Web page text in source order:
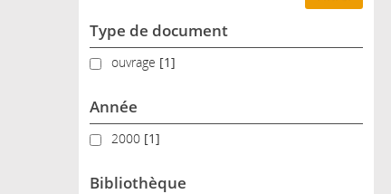
Type de document
ouvrageouvrage [1]
Année
20002000 [1]
Bibliothèque